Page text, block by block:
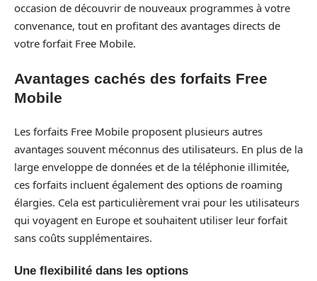
occasion de découvrir de nouveaux programmes à votre
convenance, tout en profitant des avantages directs de
votre forfait Free Mobile.
Avantages cachés des forfaits Free
Mobile
Les forfaits Free Mobile proposent plusieurs autres
avantages souvent méconnus des utilisateurs. En plus de la
large enveloppe de données et de la téléphonie illimitée,
ces forfaits incluent également des options de roaming
élargies. Cela est particulièrement vrai pour les utilisateurs
qui voyagent en Europe et souhaitent utiliser leur forfait
sans coûts supplémentaires.
Une flexibilité dans les options